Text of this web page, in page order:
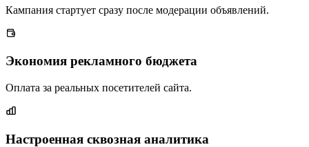
Кампания стартует сразу после модерации объявлений.
Экономия рекламного бюджета
Оплата за реальных посетителей сайта.
Настроенная сквозная аналитика